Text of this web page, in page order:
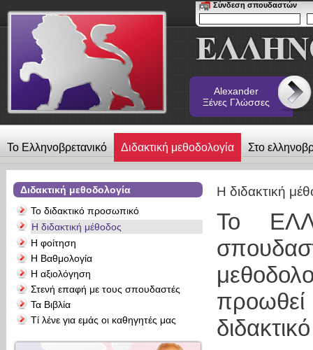
Σύνδεση σπουδαστών
Alexander
Ξένες Γλώσσες
Το Ελληνοβρετανικό Διδακτική μεθοδολογία Στο
λεύκωμα Επικοινωνία Alexander Ξένες Γλώσσες
Διδακτική μεθοδολογία
Το διδακτικό προσωπικό
Η διδακτική μέθοδος
Η φοίτηση
Η Βαθμολογία
Η αξιολόγηση
Στενή επαφή με τους σπουδαστές
Τα Βιβλία
Τί λένε για εμάς οι καθηγητές μας
Η διδακτική
Το